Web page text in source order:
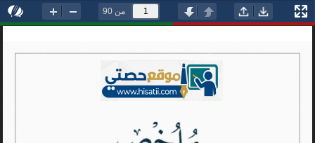
السابقةالتالية من 90 تصغيرتكبير